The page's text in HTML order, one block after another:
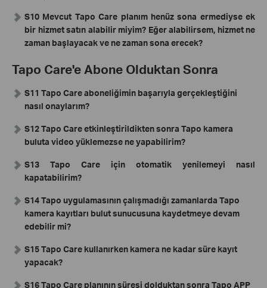
S10 Mevcut Tapo Care planım henüz sona ermediyse ek
bir hizmet satın alabilir miyim? Eğer alabilirsem, hizmet ne
zaman başlayacak ve ne zaman sona erecek?
Tapo Care'e Abone Olduktan Sonra
S11 Tapo Care aboneliğimin başarıyla gerçekleştiğini
nasıl onaylarım?
S12 Tapo Care etkinleştirildikten sonra Tapo kamera
buluta video yüklemezse ne yapabilirim?
S13 Tapo Care için otomatik yenilemeyi nasıl
kapatabilirim?
S14 Tapo uygulamasının çalışmadığı zamanlarda Tapo
kamera kayıtları bulut sunucusuna kaydetmeye devam
edebilir mi?
S15 Tapo Care kullanırken kamera ne kadar süre kayıt
yapacak?
S16 Tapo Care planının süresi dolduktan sonra Tapo APP